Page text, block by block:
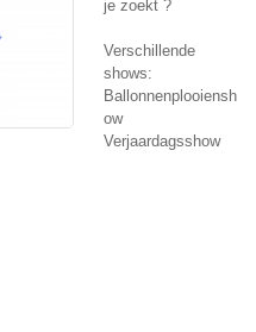
je zoekt ?
Verschillende
shows:
Ballonnenplooiensh
ow
Verjaardagsshow